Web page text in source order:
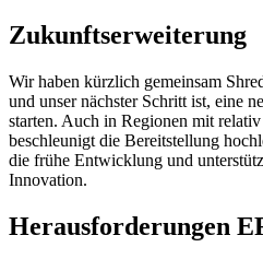
Zukunftserweiterung
Wir haben kürzlich gemeinsam
und unser nächster Schritt ist, eine
starten. Auch in Regionen mit
beschleunigt die Bereitstellung
die frühe Entwicklung und
Innovation.
Herausforderungen